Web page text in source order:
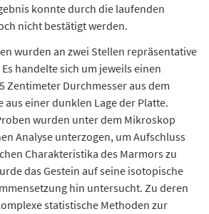
konnte durch die laufenden
nicht bestätigt werden.
wurden an zwei Stellen repräsentative
handelte sich um jeweils einen
Zentimeter Durchmesser aus dem
aus einer dunklen Lage der Platte.
wurden unter dem Mikroskop
Analyse unterzogen, um Aufschluss
Charakteristika des Marmors zu
das Gestein auf seine isotopische
hin untersucht. Zu deren
statistische Methoden zur